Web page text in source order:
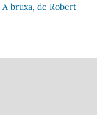
bruxa, de Robert